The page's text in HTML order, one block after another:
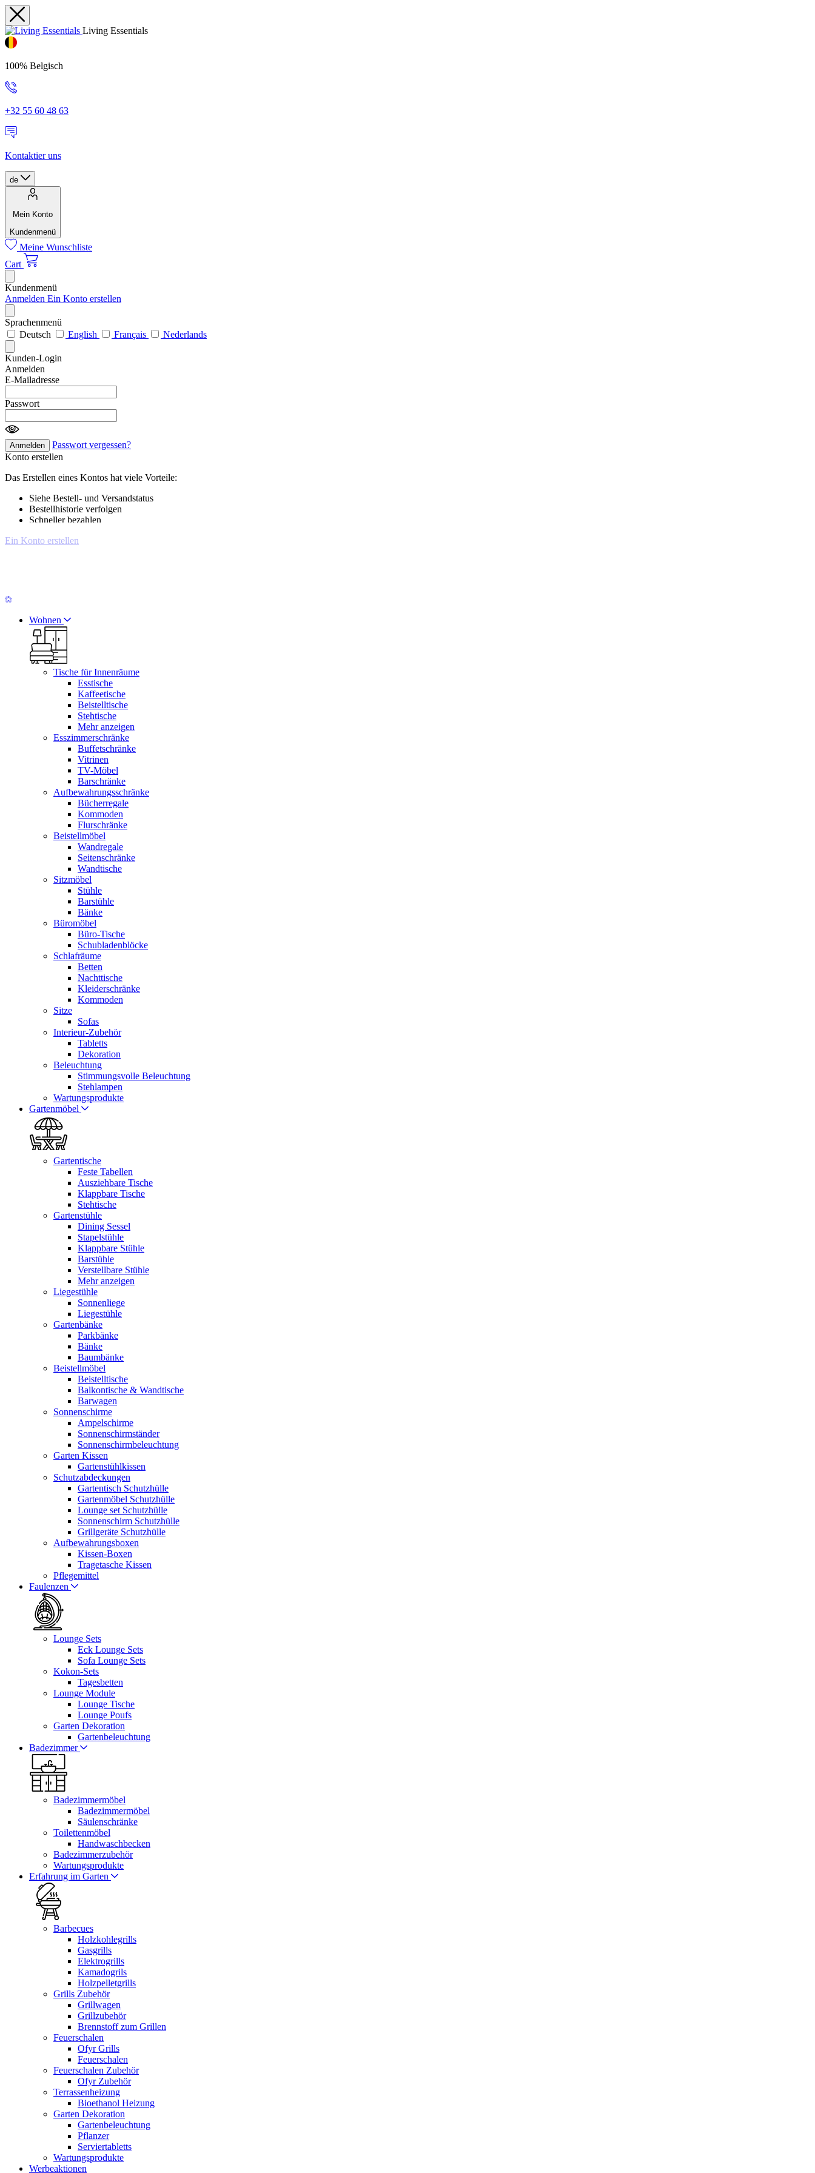
Living Essentials
100% Belgisch
+32 55 60 48 63
Kontaktier uns
de
Mein Konto
Kundenmenü
Meine Wunschliste
Cart
Kundenmenü
Anmelden Ein Konto erstellen
Sprachenmenü
Deutsch
English Français Nederlands
Kunden-Login
Anmelden
E-Mailadresse
Passwort
Anmelden
Passwort vergessen?
Konto erstellen
Das Erstellen eines Kontos hat viele Vorteile:
Siehe Bestell- und Versandstatus
Bestellhistorie verfolgen
Schneller bezahlen
Ein Konto erstellen
Wohnen
Tische für Innenräume
Esstische
Kaffeetische
Beistelltische
Stehtische
Mehr anzeigen
Esszimmerschränke
Buffetschränke
Vitrinen
TV-Möbel
Barschränke
Aufbewahrungsschränke
Bücherregale
Kommoden
Flurschränke
Beistellmöbel
Wandregale
Seitenschränke
Wandtische
Sitzmöbel
Stühle
Barstühle
Bänke
Büromöbel
Büro-Tische
Schubladenblöcke
Schlafräume
Betten
Nachttische
Kleiderschränke
Kommoden
Sitze
Sofas
Interieur-Zubehör
Tabletts
Dekoration
Beleuchtung
Stimmungsvolle Beleuchtung
Stehlampen
Wartungsprodukte
Gartenmöbel
Gartentische
Feste Tabellen
Ausziehbare Tische
Klappbare Tische
Stehtische
Gartenstühle
Dining Sessel
Stapelstühle
Klappbare Stühle
Barstühle
Verstellbare Stühle
Mehr anzeigen
Liegestühle
Sonnenliege
Liegestühle
Gartenbänke
Parkbänke
Bänke
Baumbänke
Beistellmöbel
Beistelltische
Balkontische & Wandtische
Barwagen
Sonnenschirme
Ampelschirme
Sonnenschirmständer
Sonnenschirmbeleuchtung
Garten Kissen
Gartenstühlkissen
Schutzabdeckungen
Gartentisch Schutzhülle
Gartenmöbel Schutzhülle
Lounge set Schutzhülle
Sonnenschirm Schutzhülle
Grillgeräte Schutzhülle
Aufbewahrungsboxen
Kissen-Boxen
Tragetasche Kissen
Pflegemittel
Faulenzen
Lounge Sets
Eck Lounge Sets
Sofa Lounge Sets
Kokon-Sets
Tagesbetten
Lounge Module
Lounge Tische
Lounge Poufs
Garten Dekoration
Gartenbeleuchtung
Badezimmer
Badezimmermöbel
Badezimmermöbel
Säulenschränke
Toilettenmöbel
Handwaschbecken
Badezimmerzubehör
Wartungsprodukte
Erfahrung im Garten
Barbecues
Holzkohlegrills
Gasgrills
Elektrogrills
Kamadogrils
Holzpelletgrills
Grills Zubehör
Grillwagen
Grillzubehör
Brennstoff zum Grillen
Feuerschalen
Ofyr Grills
Feuerschalen
Feuerschalen Zubehör
Ofyr Zubehör
Terrassenheizung
Bioethanol Heizung
Garten Dekoration
Gartenbeleuchtung
Pflanzer
Serviertabletts
Wartungsprodukte
Werbeaktionen